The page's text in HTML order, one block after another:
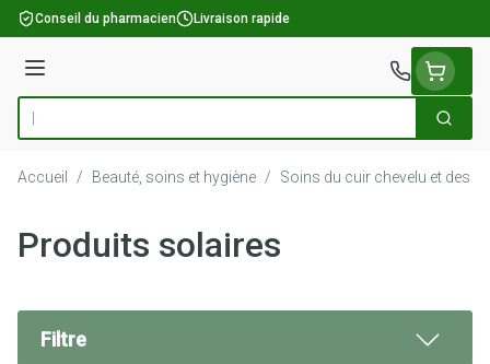
Aller au contenu
Conseil du pharmacien Livraison rapide
Menu
Rechercher
Accueil / Beauté, soins et hygiène / Soins du cuir chevelu et des
Produits solaires
Filtre